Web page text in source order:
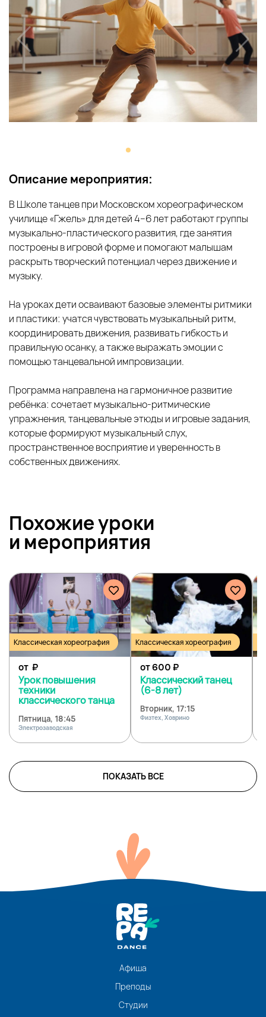
Описание мероприятия:
В Школе танцев при Московском хореографическом
училище «Гжель» для детей 4–6 лет работают группы
музыкально‑пластического развития, где занятия
построены в игровой форме и помогают малышам
раскрыть творческий потенциал через движение и
музыку.
На уроках дети осваивают базовые элементы ритмики
и пластики: учатся чувствовать музыкальный ритм,
координировать движения, развивать гибкость и
правильную осанку, а также выражать эмоции с
помощью танцевальной импровизации.
Программа направлена на гармоничное развитие
ребёнка: сочетает музыкально‑ритмические
упражнения, танцевальные этюды и игровые задания,
которые формируют музыкальный слух,
пространственное восприятие и уверенность в
собственных движениях.
Похожие уроки
и мероприятия
Классическая хореография
от ₽
Урок повышения
техники
классического танца
Пятница, 18:45
Электрозаводская
Классическая хореография
от 600₽
Классический танец
(6-8 лет)
Вторник, 17:15
Физтех, Ховрино
ПОКАЗАТЬ ВСЕ
Афиша
Преподы
Студии